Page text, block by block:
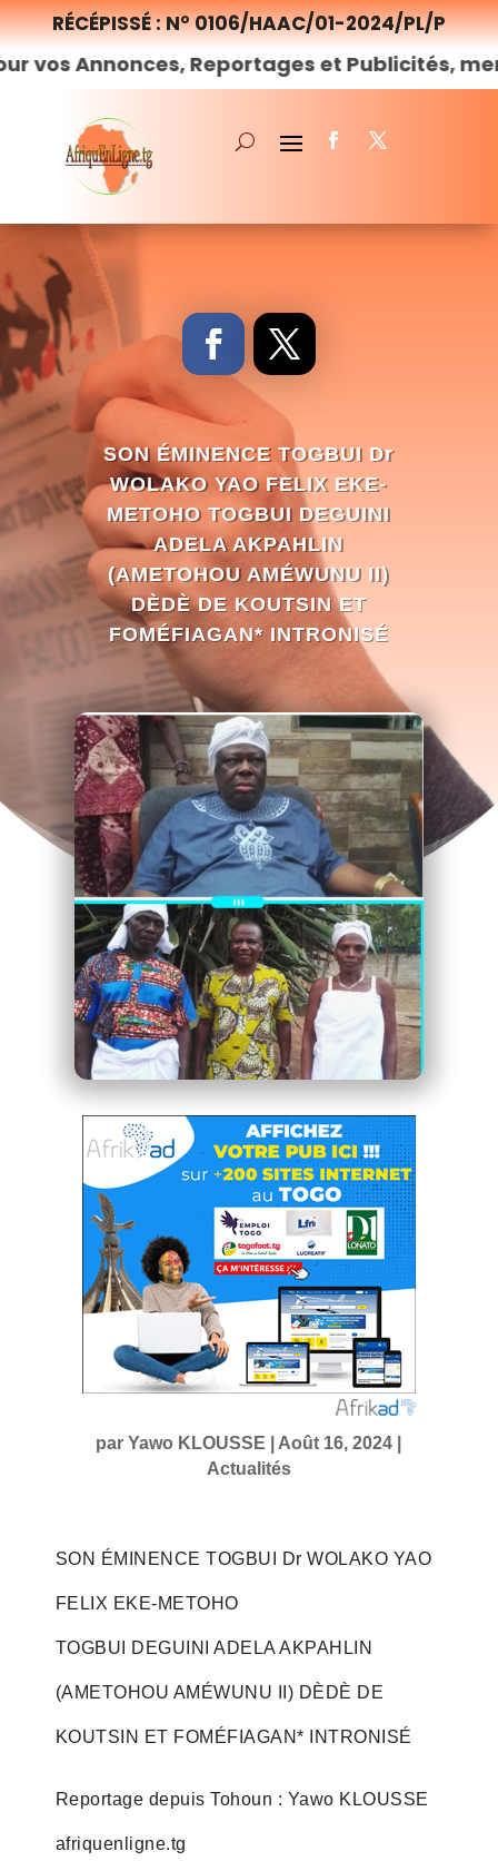
RÉCÉPISSÉ : N° 0106/HAAC/01-2024/PL/P
Reportages et Publicités, merci denous
SON ÉMINENCE TOGBUI Dr
WOLAKO YAO FELIX EKE-
METOHO TOGBUI DEGUINI
ADELA AKPAHLIN
(AMETOHOU AMÉWUNU II)
DÈDÈ DE KOUTSIN ET
FOMÉFIAGAN* INTRONISÉ
parYawo KLOUSSE Août 16, 2024
Actualités
SON ÉMINENCE TOGBUI Dr WOLAKO YAO
FELIX EKE-METOHO
TOGBUI DEGUINI ADELA AKPAHLIN
(AMETOHOU AMÉWUNU II) DÈDÈ DE
KOUTSIN ET FOMÉFIAGAN* INTRONISÉ
Reportage depuis Tohoun : Yawo KLOUSSE
afriquenligne.tg